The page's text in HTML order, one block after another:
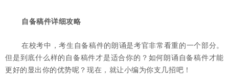
自备稿件详细攻略
在校考中，考生自备稿件的朗诵是考官非常看重的一个部分。
但是到底什么样的自备稿件才是适合你的？如何朗诵自备稿件才能
更好的显出你的优势呢？现在，就让小编为你支几招吧！